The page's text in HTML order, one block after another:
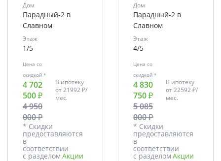
Дом
Парадный-2 в
Славном
Этаж
1/5
Цена со
скидкой *
4 702
500 ₽
4 950
000 ₽
В ипотеку
от21992 ₽/
мес.
* Скидки
предоставляются
в
соответствии
с разделом Акции
Дом
Парадный-2 в
Славном
Этаж
4/5
Цена со
скидкой *
4 830
750 ₽
5 085
000 ₽
В ипотеку
от22592 ₽/
мес.
* Скидки
предоставляются
в
соответствии
с разделом Акции